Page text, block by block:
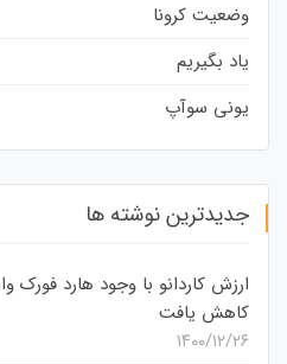
وضعیت کرونا
یاد بگیریم
یونی سوآپ
جدیدترین نوشته ها
کاهش یافت
۱۴۰۰/۱۲/۲۶